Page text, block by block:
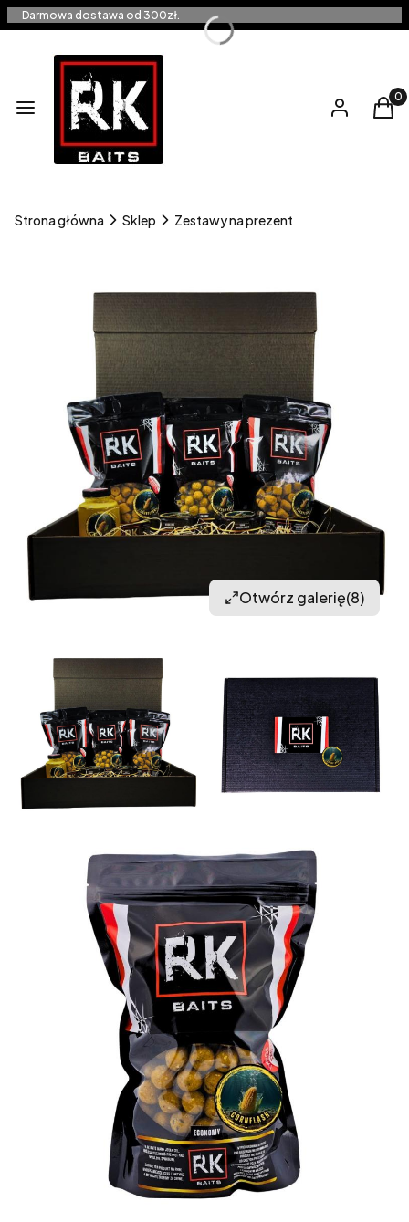
Darmowa dostawa od 300zł.
Menu Zaloguj się
Strona główna Sklep Zestawy na prezent
Otwórz galerię(8)